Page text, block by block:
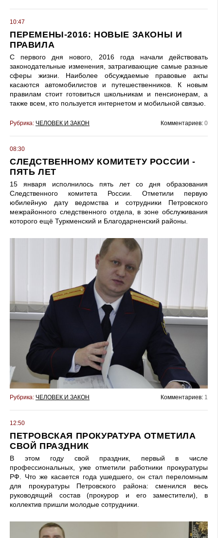
10:47
ПЕРЕМЕНЫ-2016: НОВЫЕ ЗАКОНЫ И
ПРАВИЛА
С первого дня нового, 2016 года начали действовать
законодательные изменения, затрагивающие самые разные
сферы жизни. Наиболее обсуждаемые правовые акты
касаются автомобилистов и путешественников. К новым
правилам стоит готовиться школьникам и пенсионерам, а
также всем, кто пользуется интернетом и мобильной связью.
Рубрика: ЧЕЛОВЕК И ЗАКОН Комментариев: 0
08:30
СЛЕДСТВЕННОМУ КОМИТЕТУ РОССИИ -
ПЯТЬ ЛЕТ
15 января исполнилось пять лет со дня образования
Следственного комитета России. Отметили первую
юбилейную дату ведомства и сотрудники Петровского
межрайонного следственного отдела, в зоне обслуживания
которого ещё Туркменский и Благодарненский районы.
Рубрика: ЧЕЛОВЕК И ЗАКОН Комментариев: 1
12:50
ПЕТРОВСКАЯ ПРОКУРАТУРА ОТМЕТИЛА
СВОЙ ПРАЗДНИК
В этом году свой праздник, первый в числе
профессиональных, уже отметили работники прокуратуры
РФ. Что же касается года ушедшего, он стал переломным
для прокуратуры Петровского района: сменился весь
руководящий состав (прокурор и его заместители), в
коллектив пришли молодые сотрудники.